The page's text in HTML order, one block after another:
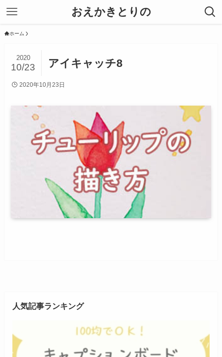
おえかきとりの
ホーム
アイキャッチ8
2020
10/23
2020年10月23日
人気記事ランキング